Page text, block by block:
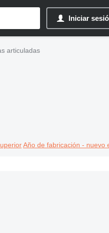
Iniciar
articuladas
Año de fabricación - nuevo